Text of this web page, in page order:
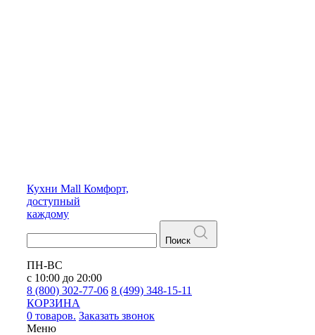
Кухни Mall Комфорт,
доступный
каждому
Поиск
ПН-ВС
с 10:00 до 20:00
8 (800) 302-77-06 8 (499) 348-15-11
КОРЗИНА
0 товаров. Заказать звонок
Меню